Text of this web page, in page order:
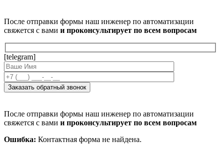
После отправки формы наш инженер по автоматизации
свяжется с вами и проконсультирует по всем вопросам
[telegram]
После отправки формы наш инженер по автоматизации
свяжется с вами и проконсультирует по всем вопросам
Ошибка: Контактная форма не найдена.